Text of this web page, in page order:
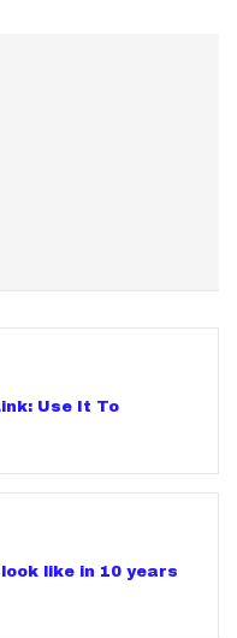
Use It To
like in 10 years